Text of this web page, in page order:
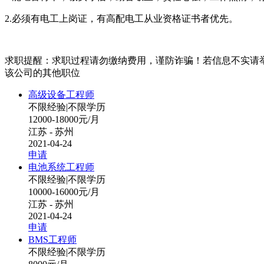
2.必须有电工上岗证，有高配电工从业资格证书者优先。
求职提醒：求职过程请勿缴纳费用，谨防诈骗！若信息不实请
该公司的其他职位
高级设备工程师
不限经验|不限学历
12000-18000元/月
江苏 - 苏州
2021-04-24
申请
电池系统工程师
不限经验|不限学历
10000-16000元/月
江苏 - 苏州
2021-04-24
申请
BMS工程师
不限经验|不限学历